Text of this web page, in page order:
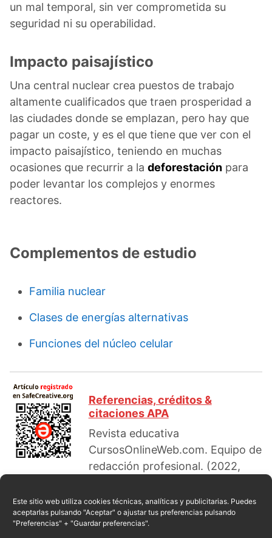
Este sitio web utiliza cookies técnicas, analíticas y publicitarias. Puedes
aceptarlas pulsando "Aceptar" o ajustar tus preferencias pulsando
"Preferencias" + "Guardar preferencias".
un mal temporal, sin ver comprometida su
seguridad ni su operabilidad.
Impacto paisajístico
Una central nuclear crea puestos de trabajo
altamente cualificados que traen prosperidad a
las ciudades donde se emplazan, pero hay que
pagar un coste, y es el que tiene que ver con el
impacto paisajístico, teniendo en muchas
ocasiones que recurrir a la deforestación para
poder levantar los complejos y enormes
reactores.
Complementos de estudio
Familia nuclear
Clases de energías alternativas
Funciones del núcleo celular
Referencias, créditos &
citaciones APA
Revista educativa
CursosOnlineWeb.com. Equipo de
redacción profesional. (2022,
Escrito por:Javier García. Obtenido en fecha 08,
2026, desde el sitio web:
https://cursosonlineweb.com/energia-nuclear-